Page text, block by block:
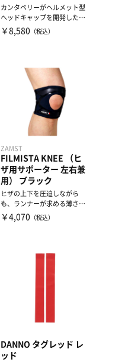
カンタベリーがヘルメット型
ヘッドキャップを開発した初
期モデルです。幅広い層から
￥8,580 （税込）
ZAMST
FILMISTA KNEE （ヒ
ザ用サポーター 左右兼
用） ブラック
ヒザの上下を圧迫しながら
も、ランナーが求める薄さと
軽さを追求。「フィルム」の
よう...
￥4,070 （税込）
DANNO タグレッド レ
ッド